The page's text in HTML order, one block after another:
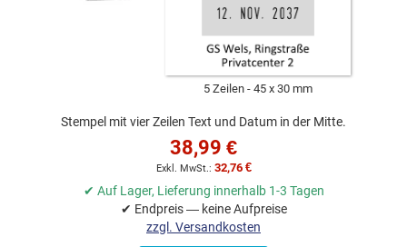
5 Zeilen 45 x 30 mm
Stempel mit vier Zeilen Text und Datum in der Mitte.
38,99 €
32,76 €
✔ Auf Lager, Lieferung innerhalb 1-3 Tagen
✔ Endpreis — keine Aufpreise
zzgl. Versandkosten